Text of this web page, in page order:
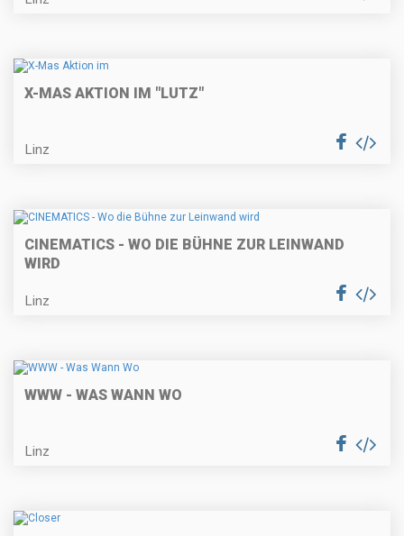
X-MAS AKTION IM "LUTZ"
Linz
CINEMATICS - WO DIE BÜHNE ZUR LEINWAND
WIRD
Linz
WWW - WAS WANN WO
Linz